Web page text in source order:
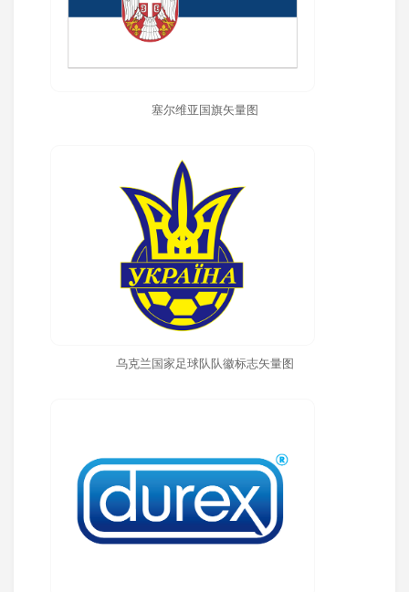
塞尔维亚国旗矢量图
乌克兰国家足球队队徽标志矢量图